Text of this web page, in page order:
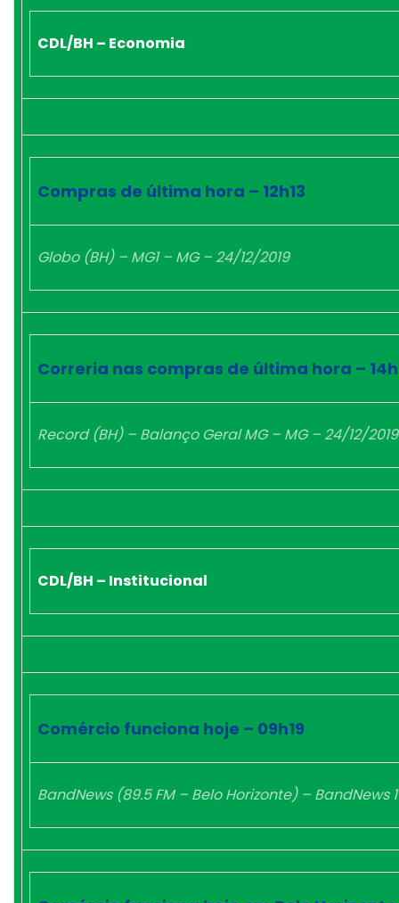
CDL/BH – Economia
Compras de última hora – 12h13
Globo (BH) – MG1 – MG – 24/12/2019
Correria nas compras de última hora –
Record (BH) – Balanço Geral MG – MG – 24/12/2019
CDL/BH – Institucional
Comércio funciona hoje – 09h19
BandNews (89.5 FM – Belo Horizonte) – BandNews